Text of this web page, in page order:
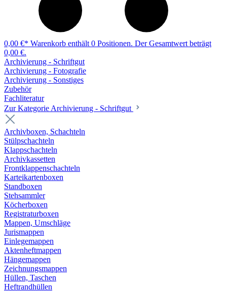
0,00 €* Warenkorb enthält 0 Positionen. Der Gesamtwert beträgt
0,00 €.
Archivierung - Schriftgut
Archivierung - Fotografie
Archivierung - Sonstiges
Zubehör
Fachliteratur
Zur Kategorie Archivierung - Schriftgut
Archivboxen, Schachteln
Stülpschachteln
Klappschachteln
Archivkassetten
Frontklappenschachteln
Karteikartenboxen
Standboxen
Stehsammler
Köcherboxen
Registraturboxen
Mappen, Umschläge
Jurismappen
Einlegemappen
Aktenheftmappen
Hängemappen
Zeichnungsmappen
Hüllen, Taschen
Heftrandhüllen